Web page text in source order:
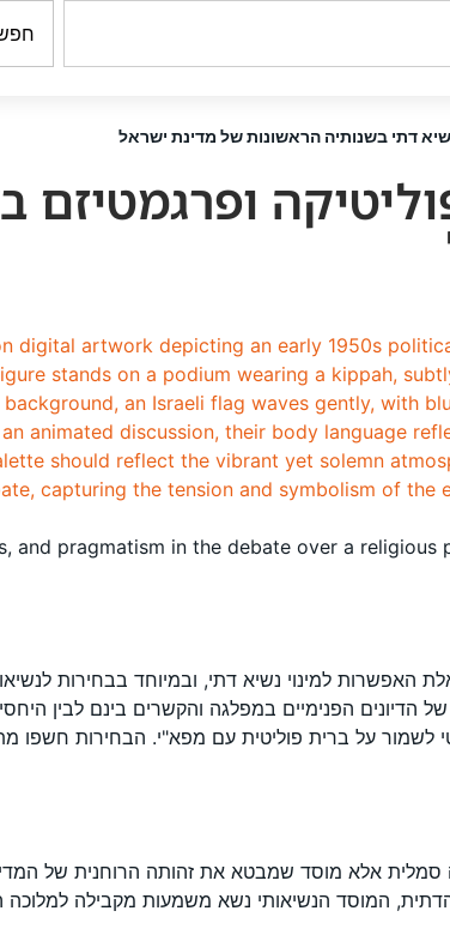
דתי בשנותיה הראשונות של מדינת ישראל
ופרגמטיזם
and pragmatism in the debate over a religious
הדיונים הפנימיים במפלגה והקשרים בינם לבין
לשמור על ברית פוליטית עם מפא"י. הבחירות חשפו
אלא מוסד שמבטא את זהותה הרוחנית של
המוסד הנשיאותי נשא משמעות מקבילה למלוכה